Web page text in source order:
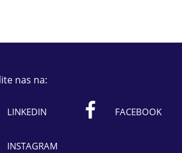
nas na:
LINKEDIN FACEBOOK
INSTAGRAM